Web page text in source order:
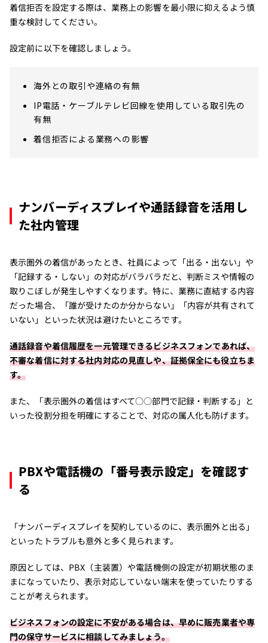
着信拒否を設定する際は、業務上の影響を最小限に抑えるよう慎
重な検討してください。
設定前に以下を確認しましょう。
海外との取引や連絡の有無
IP電話・ケーブルテレビ回線を使用している取引先の
有無
着信拒否による業務への影響
ナンバーディスプレイや通話録音を活用し
た社内管理
表示圏外の着信があったとき、社員によって「出る・出ない」や
「記録する・しない」の対応がバラバラだと、判断ミスや情報の
取りこぼしが発生しやすくなります。特に、業務に直結する内容
だった場合、「誰が受けたのか分からない」「内容が共有されて
いない」といった状況は避けたいところです。
通話録音や着信履歴を一元管理できるビジネスフォンであれば、
不審な着信に対する社内対応の見直しや、証拠保全にも役立ちま
す。
また、「表示圏外の着信はすべて○○部門で記録・判断する」と
いった役割分担を明確にすることで、対応の属人化も防げます。
PBXや電話機の「番号表示設定」を確認す
る
「ナンバーディスプレイを契約しているのに、表示圏外と出る」
といったトラブルも意外と多く見られます。
原因としては、PBX（主装置）や電話機側の設定が初期状態のま
まになっていたり、表示対応していない端末を使っていたりする
ことが考えられます。
ビジネスフォンの設定に不安がある場合は、早めに販売業者や専
門の保守サービスに相談してみましょう。